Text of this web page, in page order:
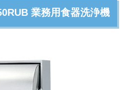
業務用食器洗浄機